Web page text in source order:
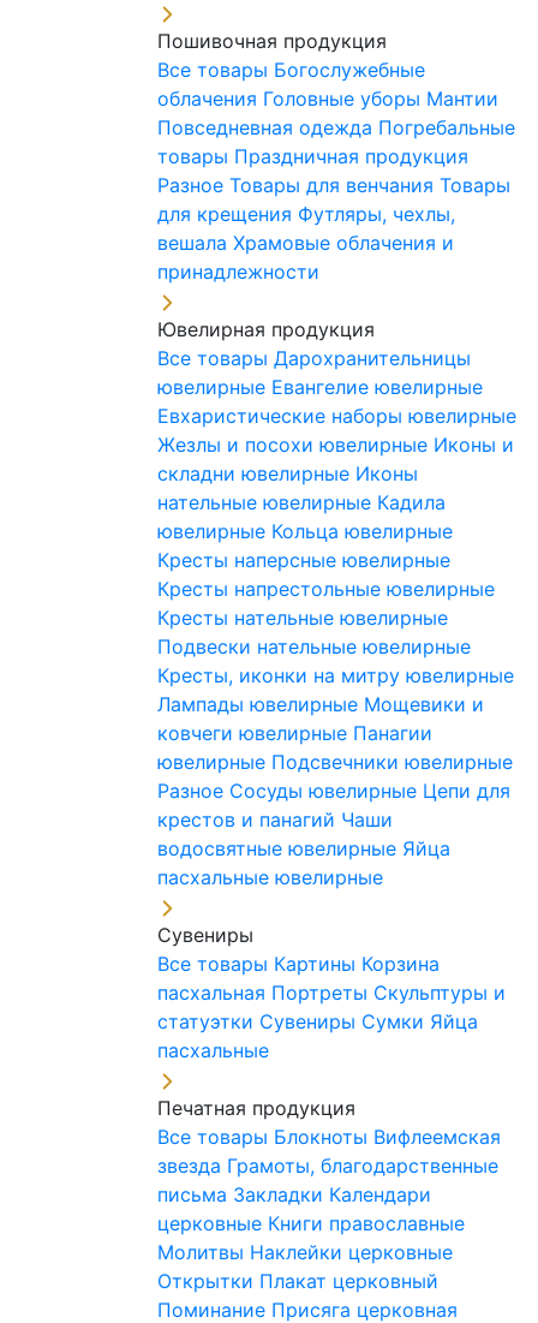
Пошивочная продукция
Все товары Богослужебные
облачения Головные уборы Мантии
Повседневная одежда Погребальные
товары Праздничная продукция
Разное Товары для венчания Товары
для крещения Футляры, чехлы,
вешала Храмовые облачения и
принадлежности
Ювелирная продукция
Все товары Дарохранительницы
ювелирные Евангелие ювелирные
Евхаристические наборы ювелирные
Жезлы и посохи ювелирные Иконы и
складни ювелирные Иконы
нательные ювелирные Кадила
ювелирные Кольца ювелирные
Кресты наперсные ювелирные
Кресты напрестольные ювелирные
Кресты нательные ювелирные
Подвески нательные ювелирные
Кресты, иконки на митру ювелирные
Лампады ювелирные Мощевики и
ковчеги ювелирные Панагии
ювелирные Подсвечники ювелирные
Разное Сосуды ювелирные Цепи для
крестов и панагий Чаши
водосвятные ювелирные Яйца
пасхальные ювелирные
Сувениры
Все товары Картины Корзина
пасхальная Портреты Скульптуры и
статуэтки Сувениры Сумки Яйца
пасхальные
Печатная продукция
Все товары Блокноты Вифлеемская
звезда Грамоты, благодарственные
письма Закладки Календари
церковные Книги православные
Молитвы Наклейки церковные
Открытки Плакат церковный
Поминание Присяга церковная